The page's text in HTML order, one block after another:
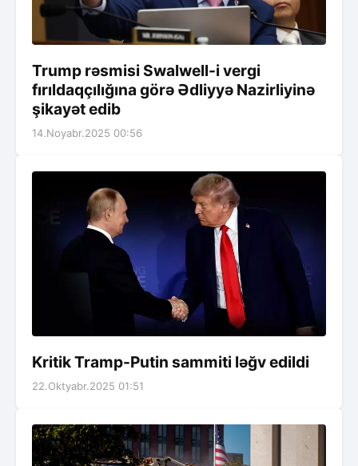
Trump rəsmisi Swalwell-i vergi
fırıldaqçılığına görə Ədliyyə Nazirliyinə
şikayət edib
14.Noyabr.2025 00:56
Kritik Tramp-Putin sammiti ləğv edildi
22.Oktyabr.2025 01:51